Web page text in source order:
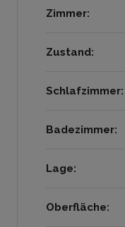
Zimmer:
Zustand:
Schlafzimmer:
Badezimmer:
Lage:
Oberfläche: